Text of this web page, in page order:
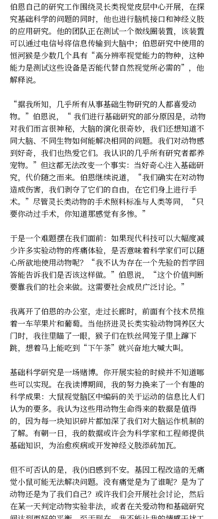
伯恩自己的研究工作围绕灵长类视觉皮层中心开展，在探
究基础科学的问题的同时，他也进行脑机接口和神经义肢
的应用研究。他的团队正在测试一个微线圈装置，该装置
可以通过电信号将信息传输到大脑中；伯恩研究中使用的
恒河猴是少数几个具有“高分辨率视觉能力的物种，这种
能力是测试这些设备是否能代替自然视觉所必需的”，他
解释说。
“据我所知，几乎所有从事基础生物研究的人都喜爱动
物。”伯恩说，“ 我们进行基础研究的部分原因是，动物
对我们而言很神秘，大脑的演化很奇妙，我们还想知道不
同大脑、不同生物如何能解决相同的问题。我们对动物感
到好奇，我们也热爱它们。我认识的几乎所有研究者都养
宠物。”但这都无法改变一个事实：当好奇心注入基础研
究，代价随之而来。伯恩继续说道，“我们确实在对动物
造成伤害，我们剥夺了它们的自由，在它们身上进行手
术。”尽管灵长类动物的手术照料标准与人类等同，“只
要你动过手术，你知道那感觉有多惨。”
于是一个难题摆在我们面前：如果现代科技可以大幅度减
少许多实验动物的疼痛体验，是否意味着科学家们可以随
心所欲地使用动物呢？“我不认为存在一个先验的哲学回
答能告诉我们是否该这样做。”伯恩说，“这个价值判断
要靠我们的社会来做。这需要社会成员广泛讨论。”
我离开了伯恩的办公室，走过长廊时，前面有个技术员推
着一车苹果片和葡萄。当他挤进灵长类实验动物饲养区大
门时，我往里瞄了一眼，猴子们在铁丝网笼子里上蹿下
跳，想着马上能吃到“下午茶”就兴奋地大喊大叫。
基础科学研究是一场赌博。你开展实验的时候并不知道哪
些可以实现。在我读博期间，我的努力换来了一个有趣的
科学成果：大鼠视觉脑区中编码的关于运动的信息比人们
认为的要多。我认为这些用动物生命得来的数据是值得
的，因为每一块知识碎片都加深了我们对大脑运作机制的
了解。有朝一日，我的数据或许会为科学家和工程师提供
基础知识，为治愈疾病或开发神经义肢添砖加瓦。
但不可否认的是，我仍旧感到不安。基因工程改造的无痛
觉小鼠可能无法解决问题。没有痛觉是为了谁呢？是为了
动物还是为了我们自己？或许我们会开展社会讨论，然后
在某一天判定动物实验非法，或者在关爱动物和基础研究